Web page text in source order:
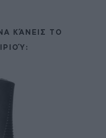
ΚΆΝΕΙΣ ΤΟ